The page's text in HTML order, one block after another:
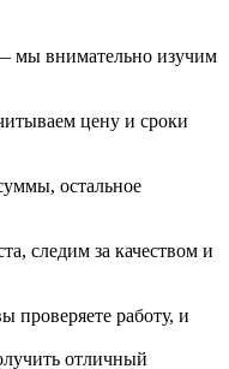
мы внимательно изучим
цену и сроки
остальное
следим за качеством и
проверяете работу, и
отличный